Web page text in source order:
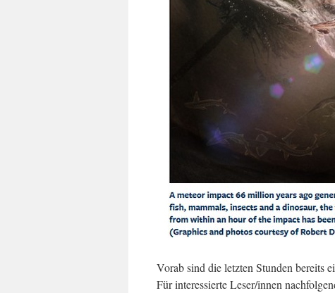
Vorab sind die letzten Stunden bereits
Für interessierte Leser/innen